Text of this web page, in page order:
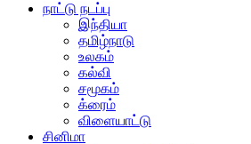
நாட்டு நடப்பு
இந்தியா
தமிழ்நாடு
உலகம்
கல்வி
சமூகம்
க்ரைம்
விளையாட்டு
சினிமா